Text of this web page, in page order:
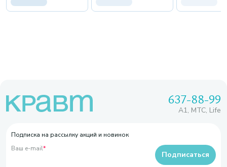
637-88-99
A1, МТС, Life
Подписка на рассылку акций и новинок
Ваш e-mail*
Подписаться